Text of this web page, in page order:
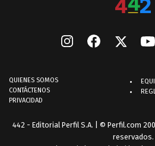
QUIENES SOMOS
CONTÁCTENOS
PRIVACIDAD
442 - Editorial Perfil S.A. | © Perfil.com
reservados.